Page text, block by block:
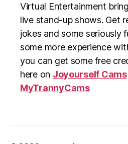
Virtual Entertainment
live stand-up shows. Get
jokes and some seriously
some more experience
you can get some free
here on Joyourself Cams
MyTrannyCams